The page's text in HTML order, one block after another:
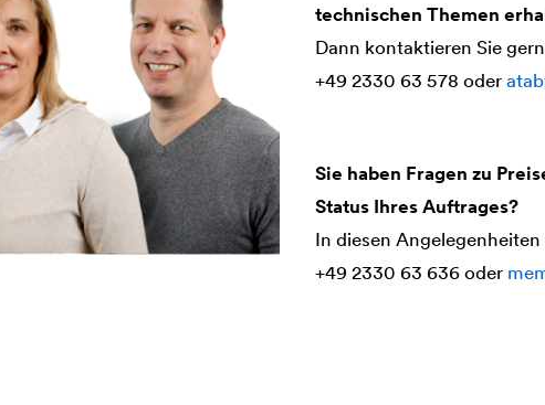
technischen Themen
Dann kontaktieren Sie
+49 2330 63 578 oder
Sie haben Fragen zu
Status Ihres Auftrages?
In diesen
+49 2330 63 636 oder